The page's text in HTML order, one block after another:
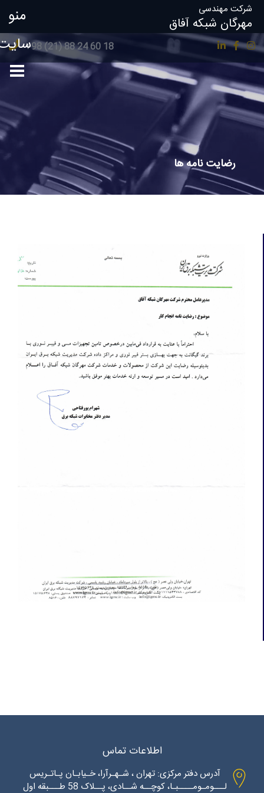
18 60 24 88 (21) 98+
منو
شرکت مهندسی
مهرگان شبکه آفاق
رضایت نامه ها
اطلاعات تماس
آدرس دفتر مرکزی: تهران ، شـهـرآرا، خـیابـان پـاتـریس
لـــومـومــــبـا، کوچــه شــادی، پــلاک 58 طـــبقه اول